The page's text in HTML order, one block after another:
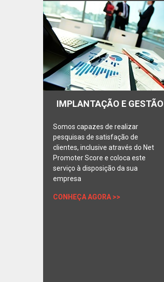
IMPLANTAÇÃO E GESTÃO
Somos capazes de realizar
pesquisas de satisfação de
clientes, inclusive através do Net
Promoter Score e coloca este
serviço à disposição da sua
empresa
CONHEÇA AGORA >>